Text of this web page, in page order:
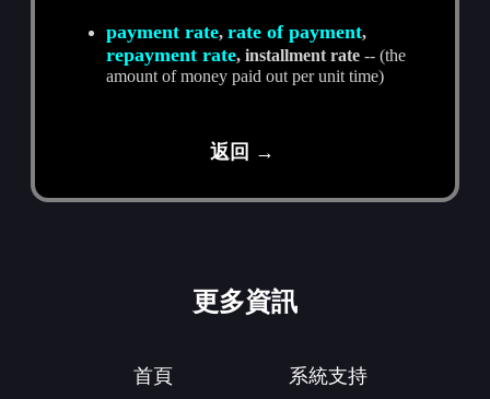
payment rate,rate of payment,
repayment rate, installment rate -- (the
amount of money paid out per unit time)
返回 →
更多資訊
首頁 系統支持